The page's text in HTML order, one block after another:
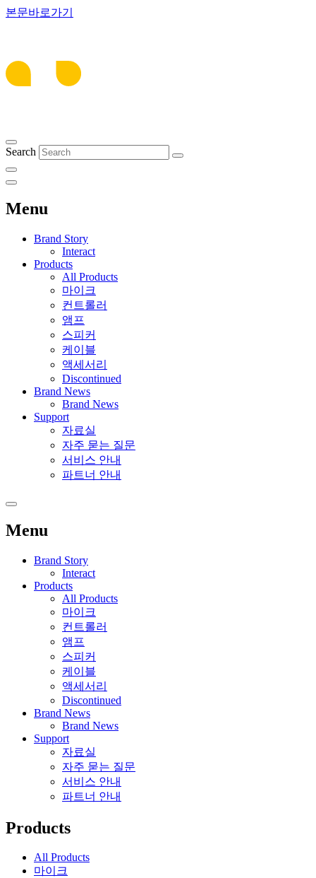
본문바로가기
Search
Menu
Brand Story
Interact
Products
All Products
마이크
컨트롤러
앰프
스피커
케이블
액세서리
Discontinued
Brand News
Brand News
Support
자료실
자주 묻는 질문
서비스 안내
파트너 안내
Menu
Brand Story
Interact
Products
All Products
마이크
컨트롤러
앰프
스피커
케이블
액세서리
Discontinued
Brand News
Brand News
Support
자료실
자주 묻는 질문
서비스 안내
파트너 안내
Products
All Products
마이크